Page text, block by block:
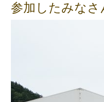
参加したみな